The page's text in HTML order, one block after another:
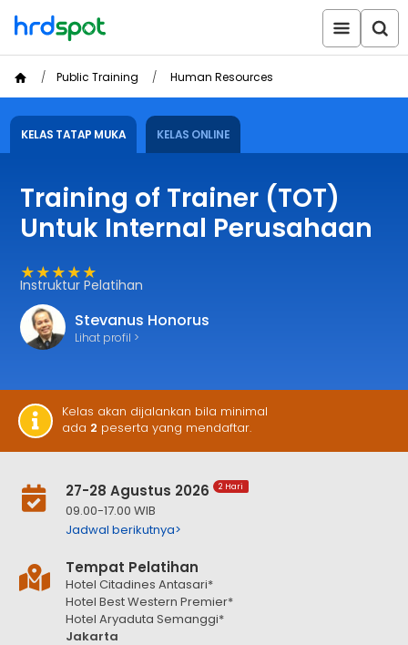
Public Training Human Resources
KELAS TATAP MUKA KELAS ONLINE
Training of Trainer (TOT)
Untuk Internal Perusahaan
★★★★★
Instruktur Pelatihan
Stevanus Honorus
Lihat profil >
Kelas akan dijalankan bila minimal
ada 2 peserta yang mendaftar.
27-28 Agustus 2026 2 Hari
09.00-17.00 WIB
Jadwal berikutnya>
Tempat Pelatihan
Hotel Citadines Antasari*
Hotel Best Western Premier*
Hotel Aryaduta Semanggi*
Jakarta